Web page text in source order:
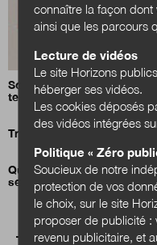
Solenne Lepingle : «Les
territoriale sont
Travail transfrontalier : la
Quand des communes
secondaires
connaître la façon
ainsi que les parcours
Lecture de vidéos
Le site Horizons
héberger ses vidéos.
Les cookies déposés
des vidéos intégrées
Politique « Zéro
Soucieux de notre
protection de vos
le choix, sur le site
proposer de publicité :
revenu publicitaire, et